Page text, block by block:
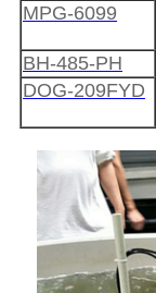
MPG-6099
BH-485-PH
DOG-209FYD